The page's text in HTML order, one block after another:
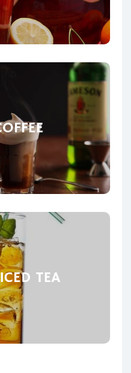
TEA